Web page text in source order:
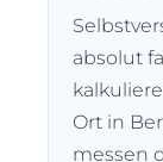
absolut
Ort in
messen